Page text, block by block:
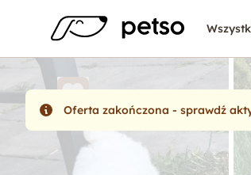
Oferta zakończona - sprawdź